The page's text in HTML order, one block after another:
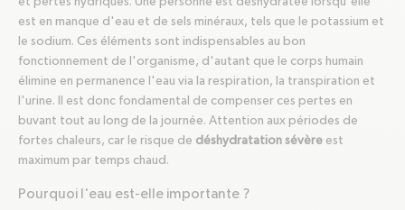
est en manque d'eau et de sels minéraux, tels que le potassium et
le sodium. Ces éléments sont indispensables au bon
fonctionnement de l'organisme, d'autant que le corps humain
élimine en permanence l'eau via la respiration, la transpiration et
l'urine. Il est donc fondamental de compenser ces pertes en
buvant tout au long de la journée. Attention aux périodes de
fortes chaleurs, car le risque de déshydratation sévère est
maximum par temps chaud.
Pourquoi l'eau est-elle importante ?